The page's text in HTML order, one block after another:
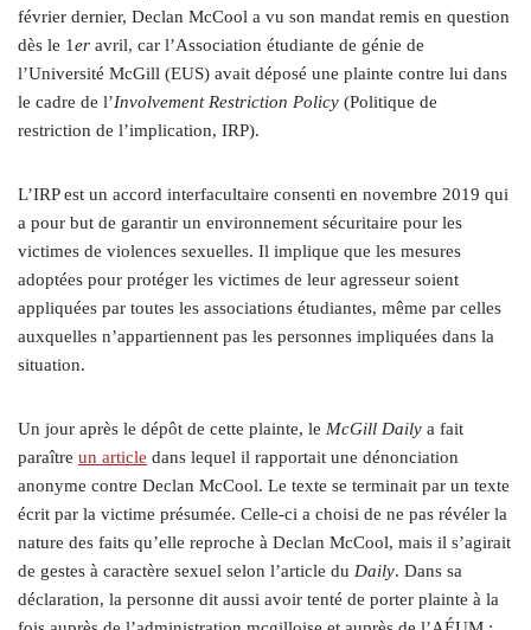
février dernier, Declan McCool a vu son mandat remis en question
dès le 1er avril, car l’Association étudiante de génie de
l’Université McGill (EUS) avait déposé une plainte contre lui dans
le cadre de l’Involvement Restriction Policy (Politique de
restriction de l’implication, IRP).
L’IRP est un accord interfacultaire consenti en novembre 2019 qui
a pour but de garantir un environnement sécuritaire pour les
victimes de violences sexuelles. Il implique que les mesures
adoptées pour protéger les victimes de leur agresseur soient
appliquées par toutes les associations étudiantes, même par celles
auxquelles n’appartiennent pas les personnes impliquées dans la
situation.
Un jour après le dépôt de cette plainte, le McGill Daily a fait
paraître un article dans lequel il rapportait une dénonciation
anonyme contre Declan McCool. Le texte se terminait par un texte
écrit par la victime présumée. Celle-ci a choisi de ne pas révéler la
nature des faits qu’elle reproche à Declan McCool, mais il s’agirait
de gestes à caractère sexuel selon l’article du Daily. Dans sa
déclaration, la personne dit aussi avoir tenté de porter plainte à la